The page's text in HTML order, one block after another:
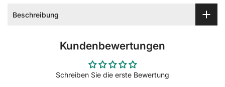
Beschreibung
Kundenbewertungen
Schreiben Sie die erste Bewertung